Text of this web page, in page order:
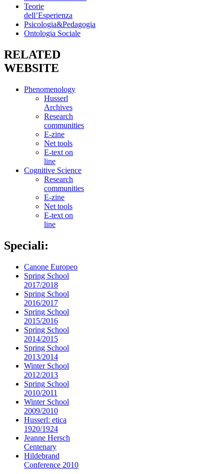
Teorie
dell’Esperienza
Psicologia&Pedagogia
Ontologia Sociale
RELATED
WEBSITE
Phenomenology
Husserl
Archives
Research
communities
E-zine
Net tools
E-text on
line
Cognitive Science
Research
communities
E-zine
Net tools
E-text on
line
Speciali:
Canone Europeo
Spring School
2017/2018
Spring School
2016/2017
Spring School
2015/2016
Spring School
2014/2015
Spring School
2013/2014
Winter School
2012/2013
Spring School
2010/2011
Winter School
2009/2010
Husserl: etica
1920/1924
Jeanne Hersch
Centenary
Hildebrand
Conference 2010